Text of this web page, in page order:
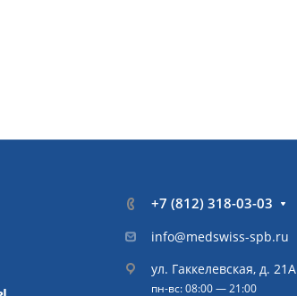
+7 (812) 318-03-03
info@medswiss-spb.ru
ул. Гаккелевская, д. 21А
пн-вс: 08:00 — 21:00